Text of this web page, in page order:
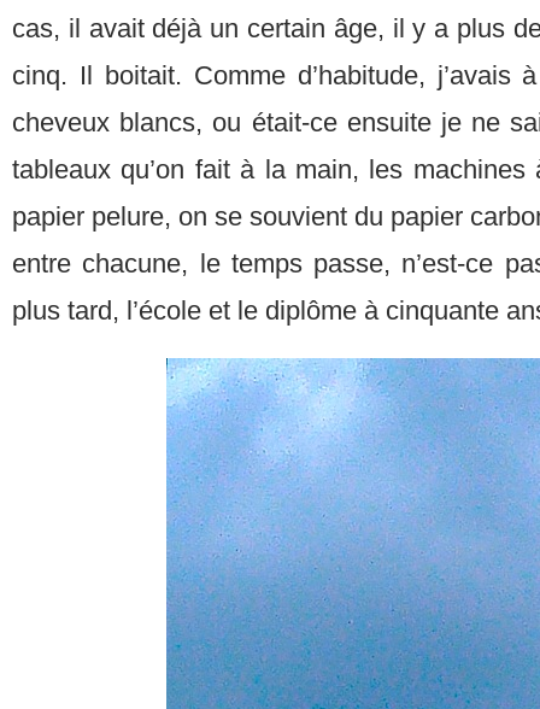
cas, il avait déjà un certain âge, il y a plus
cinq. Il boitait. Comme d’habitude,
cheveux blancs, ou était-ce ensuite je ne
tableaux qu’on fait à la main, les
papier pelure, on se souvient du papier
entre chacune, le temps passe, n’est-ce
plus tard, l’école et le diplôme à cinquante